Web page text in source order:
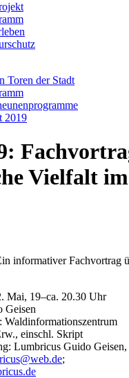
Toren der Stadt
2019
Vielfalt
informativer Fachvortrag
Mai, 19–ca. 20.30 Uhr
Geisen
Waldinformationszentrum
einschl. Skript
Lumbricus Guido
@web.de;